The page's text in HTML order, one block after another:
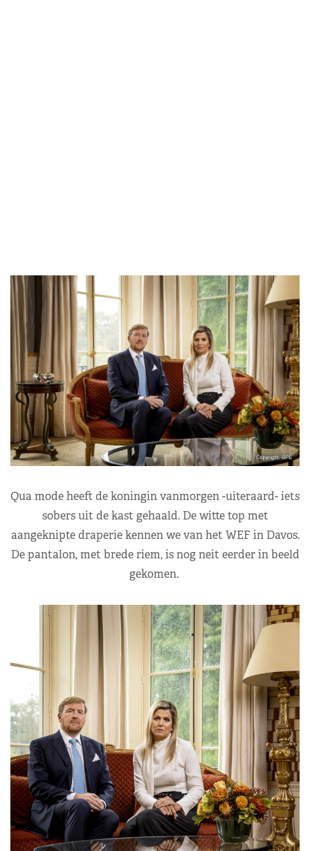
Qua mode heeft de koningin vanmorgen -uiteraard- iets
sobers uit de kast gehaald. De witte top met
aangeknipte draperie kennen we van het WEF in Davos.
De pantalon, met brede riem, is nog neit eerder in beeld
gekomen.